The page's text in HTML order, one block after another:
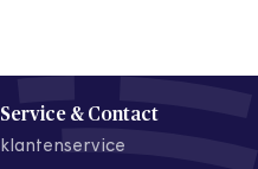
Service & Contact
klantenservice